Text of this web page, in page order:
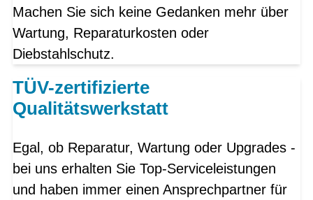
Machen Sie sich keine Gedanken mehr über
Wartung, Reparaturkosten oder
Diebstahlschutz.
TÜV-zertifizierte
Qualitätswerkstatt
Egal, ob Reparatur, Wartung oder Upgrades -
bei uns erhalten Sie Top-Serviceleistungen
und haben immer einen Ansprechpartner für